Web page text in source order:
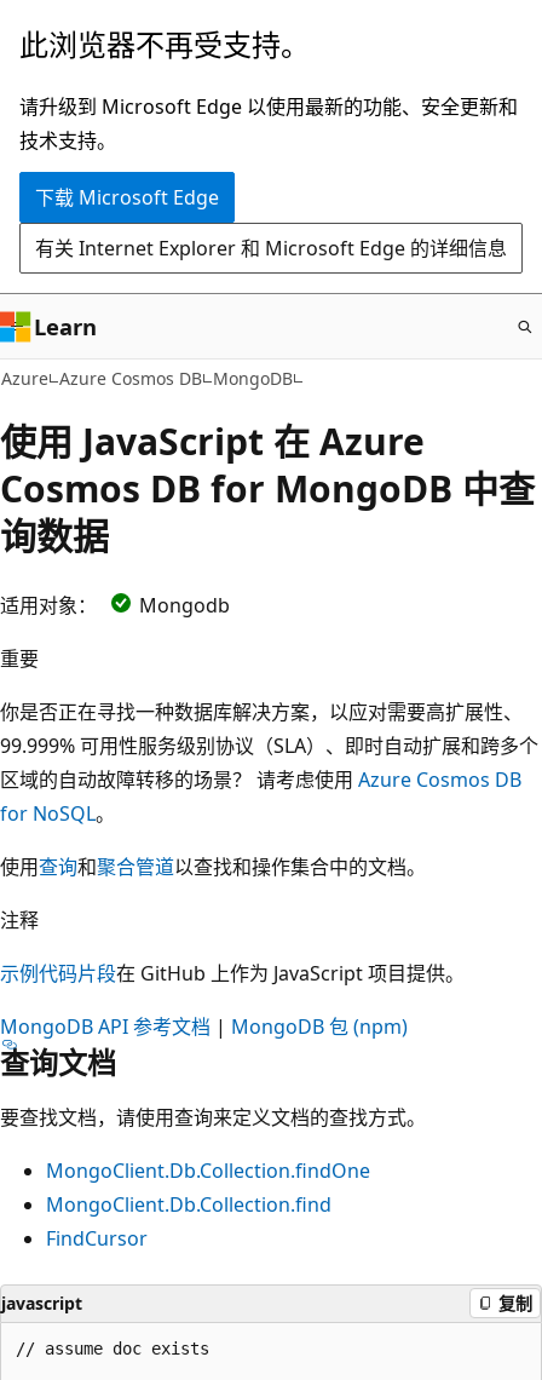
跳
主
要
内
此浏览器不再受支持。
请升级到 Microsoft Edge 以使用最新的功能、安全更新和
技术支持。
下载 Microsoft Edge
有关 Internet Explorer 和 Microsoft Edge 的详细信息
Learn
Azure Azure Cosmos DB MongoDB
使用 JavaScript 在 Azure
Cosmos DB for MongoDB 中查
询数据
适用对象：
Mongodb
重要
你是否正在寻找一种数据库解决方案，以应对需要高扩展性、
99.999% 可用性服务级别协议（SLA）、即时自动扩展和跨多个
区域的自动故障转移的场景？ 请考虑使用 Azure Cosmos DB
for NoSQL。
使用查询和聚合管道以查找和操作集合中的文档。
注释
示例代码片段在 GitHub 上作为 JavaScript 项目提供。
MongoDB API 参考文档 | MongoDB 包 (npm)
查询文档
要查找文档，请使用查询来定义文档的查找方式。
MongoClient.Db.Collection.findOne
MongoClient.Db.Collection.find
FindCursor
javascript 复制
// assume doc exists